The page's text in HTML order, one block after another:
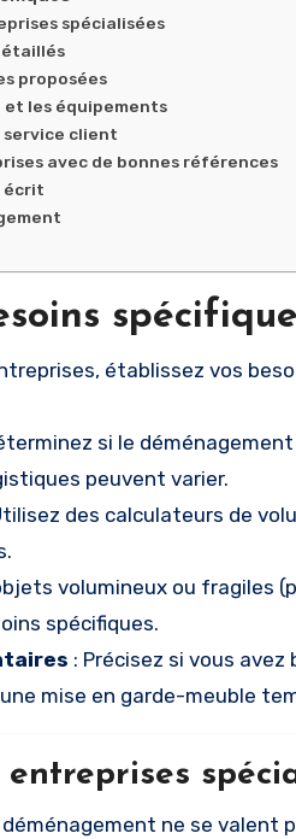
spécialisées
proposées
les équipements
service client
avec de bonnes références
écrit
établissez vos
si le
peuvent varier.
des calculateurs de
volumineux ou fragiles
spécifiques.
: Précisez si vous
mise en garde-meuble
entreprises
ne se valent